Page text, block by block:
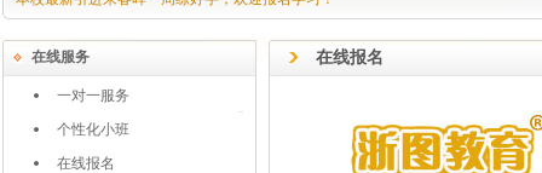
在线服务
一对一服务
个性化小班
在线报名
在线报名